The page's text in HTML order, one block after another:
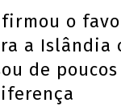
o
a Islândia
de